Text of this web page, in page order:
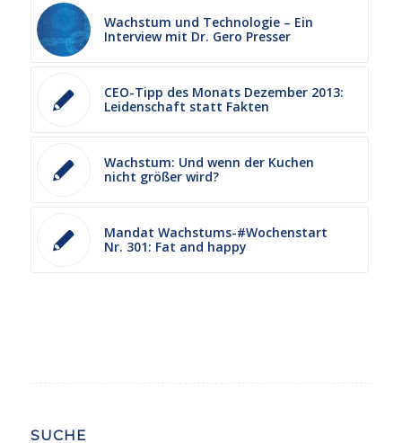
Wachstum und Technologie – Ein
Interview mit Dr. Gero Presser
CEO-Tipp des Monats Dezember 2013:
Leidenschaft statt Fakten
Wachstum: Und wenn der Kuchen
nicht größer wird?
Mandat Wachstums-#Wochenstart
Nr. 301: Fat and happy
SUCHE